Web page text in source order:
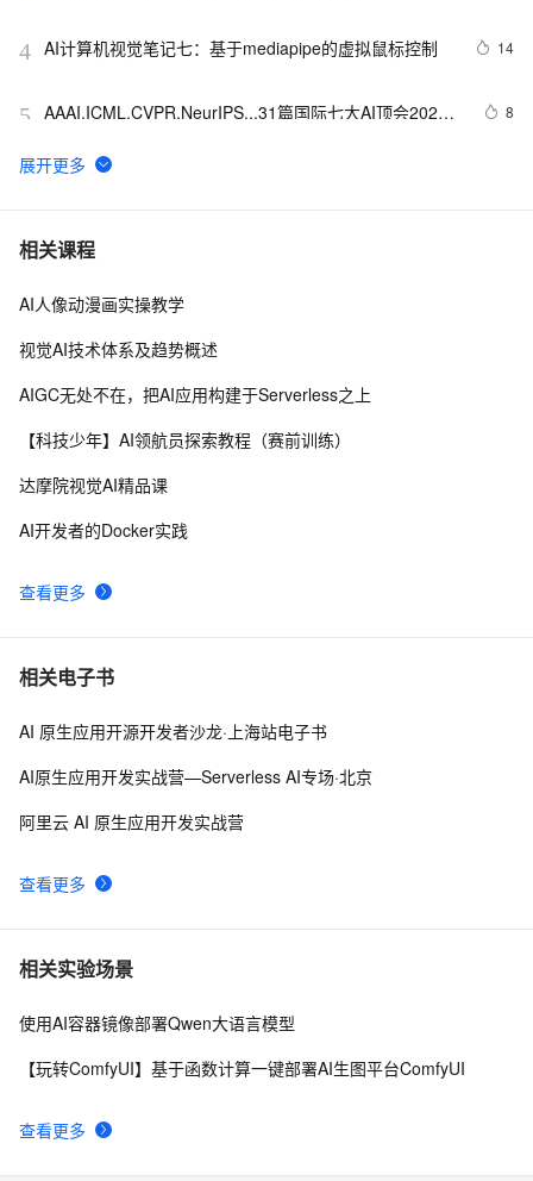
4 AI计算机视觉笔记七：基于mediapipe的虚拟鼠标控制 14
5 AAAI,ICML,CVPR,NeurIPS...31篇国际七大AI顶会2021
8
6 视觉AI五天训练营教程 Day 1
7 固特异（Goodyear）利用人工智能和物联网实现数字化
8 AI战略丨协同共治，应对 AI 时代安全新挑战
络(Convolutional Neural Networks)
10CVPR 2022 | 高质量捕捉人物动作，网易互娱AI Lab提出
相关课程
查看更多
AI人像动漫画实操教学
视觉AI技术体系及趋势概述
AIGC无处不在，把AI应用构建于Serverless之上
【科技少年】AI领航员探索教程（赛前训练）
达摩院视觉AI精品课
AI开发者的Docker实践
相关电子书
查看更多
AI 原生应用开源开发者沙龙·上海站电子书
AI原生应用开发实战营—Serverless AI专场·北京
阿里云 AI 原生应用开发实战营
相关实验场景
查看更多
使用AI容器镜像部署Qwen大语言模型
【玩转ComfyUI】基于函数计算一键部署AI生图平台ComfyUI